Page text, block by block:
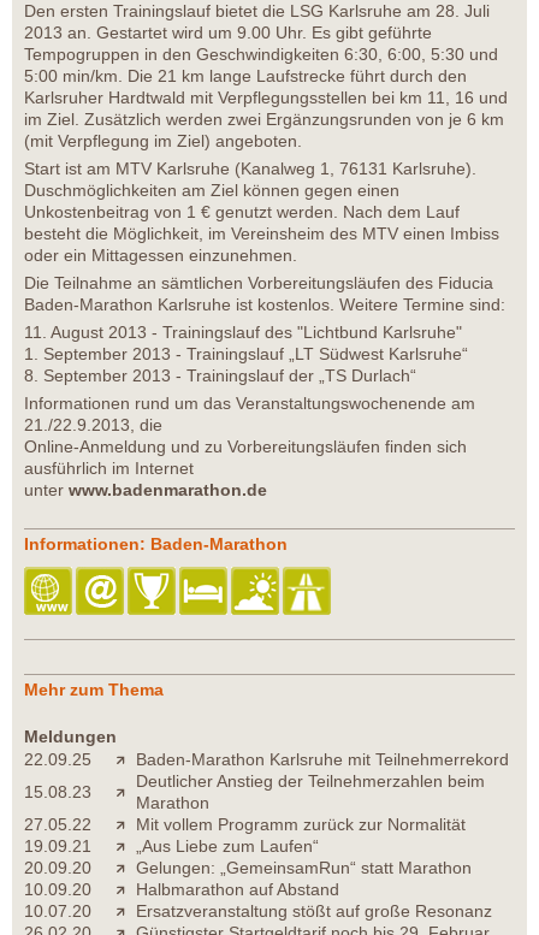
Den ersten Trainingslauf bietet die LSG Karlsruhe am 28. Juli
2013 an. Gestartet wird um 9.00 Uhr. Es gibt geführte
Tempogruppen in den Geschwindigkeiten 6:30, 6:00, 5:30 und
5:00 min/km. Die 21 km lange Laufstrecke führt durch den
Karlsruher Hardtwald mit Verpflegungsstellen bei km 11, 16 und
im Ziel. Zusätzlich werden zwei Ergänzungsrunden von je 6 km
(mit Verpflegung im Ziel) angeboten.
Start ist am MTV Karlsruhe (Kanalweg 1, 76131 Karlsruhe).
Duschmöglichkeiten am Ziel können gegen einen
Unkostenbeitrag von 1 € genutzt werden. Nach dem Lauf
besteht die Möglichkeit, im Vereinsheim des MTV einen Imbiss
oder ein Mittagessen einzunehmen.
Die Teilnahme an sämtlichen Vorbereitungsläufen des Fiducia
Baden-Marathon Karlsruhe ist kostenlos. Weitere Termine sind:
11. August 2013 - Trainingslauf des "Lichtbund Karlsruhe"
1. September 2013 - Trainingslauf „LT Südwest Karlsruhe“
8. September 2013 - Trainingslauf der „TS Durlach“
Informationen rund um das Veranstaltungswochenende am
21./22.9.2013, die
Online-Anmeldung und zu Vorbereitungsläufen finden sich
ausführlich im Internet
unter www.badenmarathon.de
Informationen: Baden-Marathon
Mehr zum Thema
Meldungen
22.09.25
Baden-Marathon Karlsruhe mit Teilnehmerrekord
15.08.23
Deutlicher Anstieg der Teilnehmerzahlen beim
Marathon
27.05.22
Mit vollem Programm zurück zur Normalität
19.09.21
„Aus Liebe zum Laufen“
20.09.20
Gelungen: „GemeinsamRun“ statt Marathon
10.09.20
Halbmarathon auf Abstand
10.07.20
Ersatzveranstaltung stößt auf große Resonanz